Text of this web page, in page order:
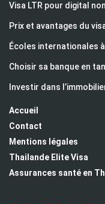
Visa LTR pour digital
Prix et avantages du
Écoles internationales
Choisir sa banque en
Investir dans
Accueil
Contact
Mentions légales
Thailande Elite Visa
Assurances santé en